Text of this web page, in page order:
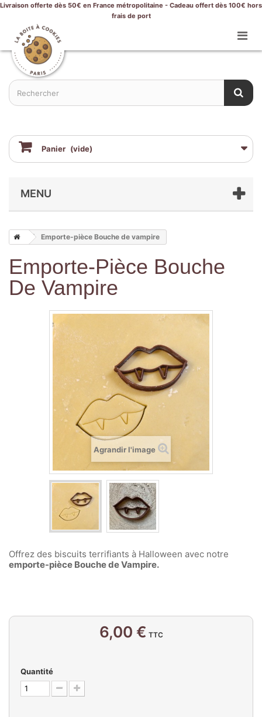
Livraison offerte dès 50€ en France métropolitaine - Cadeau offert dès 100€ hors
frais de port
Panier (vide)
MENU
Emporte-pièce Bouche de vampire
Emporte-Pièce Bouche
De Vampire
Agrandir l'image
Offrez des biscuits terrifiants à Halloween avec notre
emporte-pièce Bouche de Vampire.
6,00 € TTC
Quantité